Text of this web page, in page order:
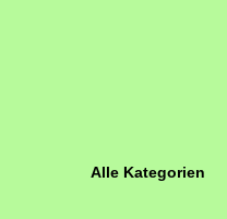
Alle Kategorien